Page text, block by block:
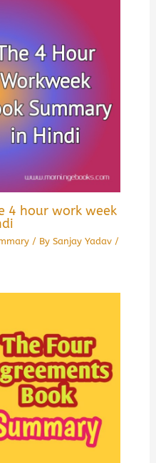
4 hour work week
/ By Sanjay Yadav /